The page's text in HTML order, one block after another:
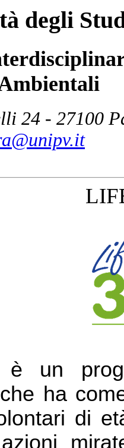
degli
24 - 27100
è un
ha
di